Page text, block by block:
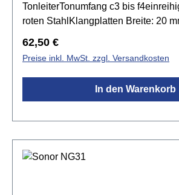
TonleiterTonumfang c3 bis
roten StahlKlangplatten Breite: 20
Buchenmassivholz &
SCH 40 Schlägel
Regulärer Preis:
62,50 €
Preise inkl. MwSt. zzgl. Versandkosten
In den Warenkorb